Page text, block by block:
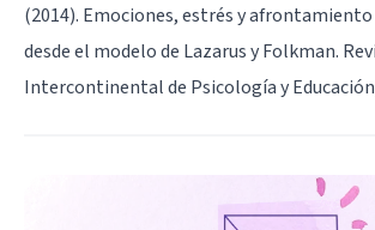
(2014). Emociones, estrés y
desde el modelo de Lazarus y Folkman.
Intercontinental de Psicología y